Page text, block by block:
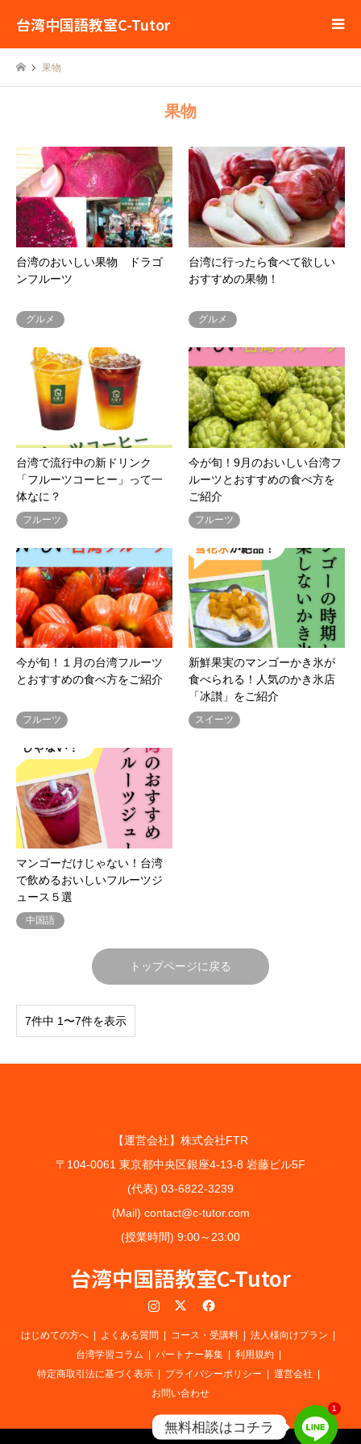
台湾中国語教室C-Tutor
果物
果物
台湾のおいしい果物 ドラゴ
ンフルーツ
グルメ
台湾に行ったら食べて欲しい
おすすめの果物！
グルメ
台湾で流行中の新ドリンク
「フルーツコーヒー」って一
体なに？
フルーツ
今が旬！9月のおいしい台湾フ
ルーツとおすすめの食べ方を
ご紹介
フルーツ
今が旬！１月の台湾フルーツ
とおすすめの食べ方をご紹介
フルーツ
新鮮果実のマンゴーかき氷が
食べられる！人気のかき氷店
「冰讃」をご紹介
スイーツ
マンゴーだけじゃない！台湾
で飲めるおいしいフルーツジ
ュース５選
中国語
トップページに戻る
7件中 1〜7件を表示
【運営会社】株式会社FTR
〒104-0061 東京都中央区銀座4-13-8 岩藤ビル5F
(代表) 03-6822-3239
(Mail) contact@c-tutor.com
(授業時間) 9:00～23:00
台湾中国語教室C-Tutor
はじめての方へ よくある質問 コース・受講料
法人様向けプラン
台湾学習コラム
パートナー募集
利用規約
特定商取引法に基づく表示
プライバシーポリシー
運営会社
お問い合わせ
1
無料相談はコチラ